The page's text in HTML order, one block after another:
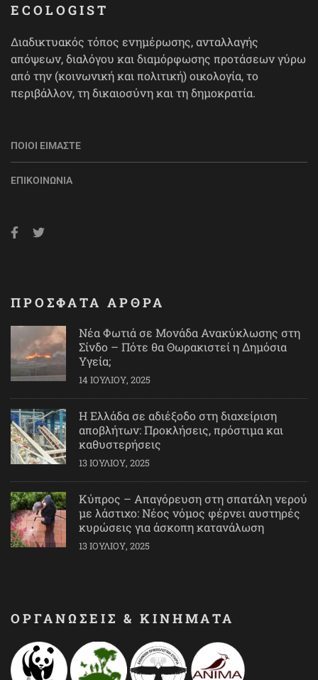
ECOLOGIST
Διαδικτυακός τόπος ενημέρωσης, ανταλλαγής
απόψεων, διαλόγου και διαμόρφωσης προτάσεων γύρω
από την (κοινωνική και πολιτική) οικολογία, το
περιβάλλον, τη δικαιοσύνη και τη δημοκρατία.
ΠΟΙΟΙ ΕΊΜΑΣΤΕ
ΕΠΙΚΟΙΝΩΝΊΑ
ΠΡΟΣΦΑΤΑ ΑΡΘΡΑ
Νέα Φωτιά σε Μονάδα Ανακύκλωσης στη
Σίνδο – Πότε θα Θωρακιστεί η Δημόσια
Υγεία;
14 ΙΟΥΛΊΟΥ, 2025
Η Ελλάδα σε αδιέξοδο στη διαχείριση
αποβλήτων: Προκλήσεις, πρόστιμα και
καθυστερήσεις
13 ΙΟΥΛΊΟΥ, 2025
Κύπρος – Απαγόρευση στη σπατάλη νερού
με λάστιχο: Νέος νόμος φέρνει αυστηρές
κυρώσεις για άσκοπη κατανάλωση
13 ΙΟΥΛΊΟΥ, 2025
ΟΡΓΑΝΩΣΕΙΣ & ΚΙΝΗΜΑΤΑ